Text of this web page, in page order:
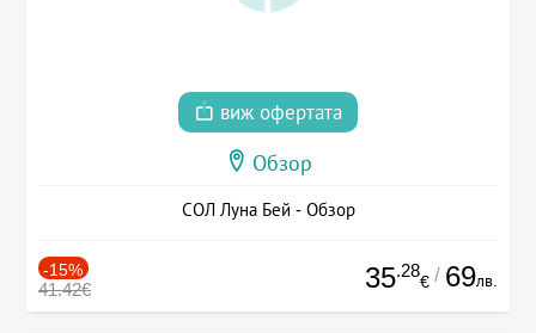
виж офертата
Обзор
СОЛ Луна Бей - Обзор
-15%
41.42€ 35.28
€ / 69лв.